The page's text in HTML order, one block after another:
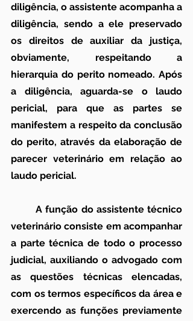
diligência, o assistente acompanha a
diligência, sendo a ele preservado
os direitos de auxiliar da justiça,
obviamente, respeitando a
hierarquia do perito nomeado. Após
a diligência, aguarda-se o laudo
pericial, para que as partes se
manifestem a respeito da conclusão
do perito, através da elaboração de
parecer veterinário em relação ao
laudo pericial.
	A função do assistente técnico
veterinário consiste em acompanhar
a parte técnica de todo o processo
judicial, auxiliando o advogado com
as questões técnicas elencadas,
com os termos específicos da área e
exercendo as funções previamente